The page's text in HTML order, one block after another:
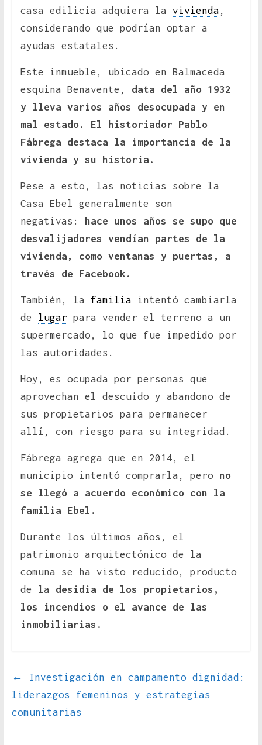
casa edilicia adquiera la vivienda ,
considerando que podrían optar a
ayudas estatales.
Este inmueble, ubicado en Balmaceda
esquina Benavente, data del año 1932
y lleva varios años desocupada y en
mal estado. El historiador Pablo
Fábrega destaca la importancia de la
vivienda y su historia.
Pese a esto, las noticias sobre la
Casa Ebel generalmente son
negativas:
hace unos años se supo que
desvalijadores vendían partes de la
vivienda, como ventanas y puertas, a
través de Facebook.
También, la familia intentó cambiarla
de lugar para vender el terreno a un
supermercado, lo que fue impedido por
las autoridades.
Hoy, es ocupada por personas que
aprovechan el descuido y abandono de
sus propietarios para permanecer
allí, con riesgo para su integridad.
Fábrega agrega que en 2014, el
municipio intentó comprarla, pero no
se llegó a acuerdo económico con la
familia Ebel.
Durante los últimos años, el
patrimonio arquitectónico de la
comuna se ha visto reducido, producto
de la desidia de los propietarios,
los incendios o el avance de las
inmobiliarias.
←
Investigación en campamento dignidad:
liderazgos femeninos y estrategias
comunitarias